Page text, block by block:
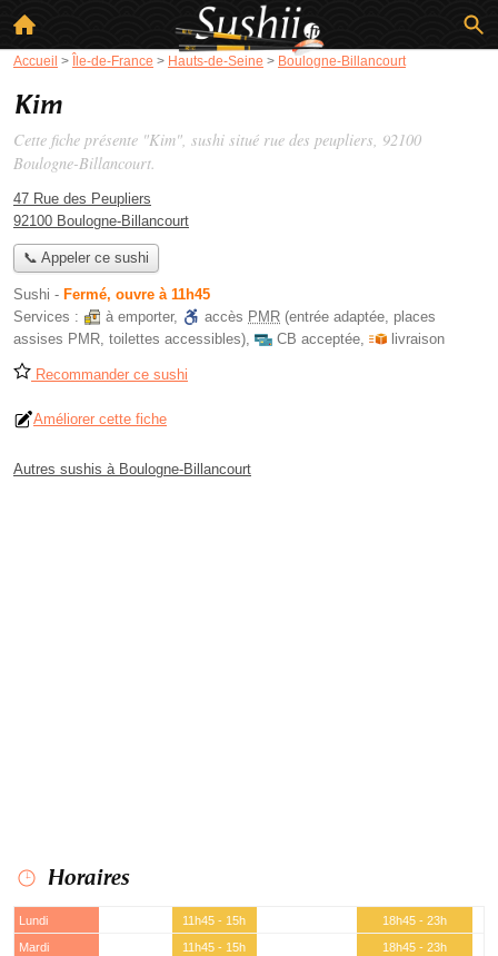
Accueil > Île-de-France > Hauts-de-Seine > Boulogne-Billancourt
Kim
Cette fiche présente "Kim", sushi situé rue des peupliers, 92100
Boulogne-Billancourt.
47 Rue des Peupliers
92100 Boulogne-Billancourt
📞 Appeler ce sushi
Sushi - Fermé, ouvre à 11h45
Services :
à emporter, accès PMR (entrée adaptée, places
assises PMR, toilettes accessibles), CB acceptée, livraison
Recommander ce sushi
Améliorer cette fiche
Autres sushis à Boulogne-Billancourt
Horaires
Lundi 11h45 - 15h
18h45 - 23h
Mardi
11h45 - 15h
18h45 - 23h